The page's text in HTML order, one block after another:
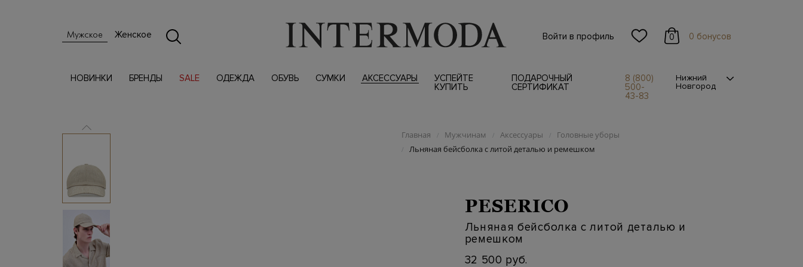
Мужское Женское Войти в профиль 0 0 бонусов
НОВИНКИ БРЕНДЫ SALE ОДЕЖДА ОБУВЬ СУМКИ АКСЕССУАРЫ
УСПЕЙТЕ
КУПИТЬ
ПОДАРОЧНЫЙ
СЕРТИФИКАТ
8 (800)
500-
43-83
Нижний
Новгород
Главная / Мужчинам / Аксессуары / Головные уборы
/ Льняная бейсболка с литой деталью и ремешком
PESERICO
Льняная бейсболка с литой деталью и
ремешком
32 500 руб.